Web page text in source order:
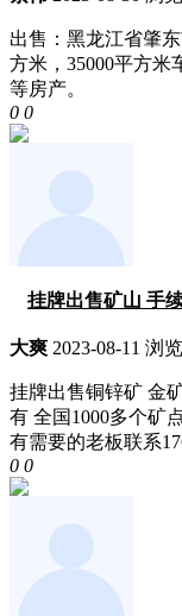
出售：黑龙江省肇
方米，35000平方米
等房产。
0 0
挂牌出售矿山 手
大爽 2023-08-11 浏
挂牌出售铜锌矿 金
有 全国1000多个矿
有需要的老板联系
0 0